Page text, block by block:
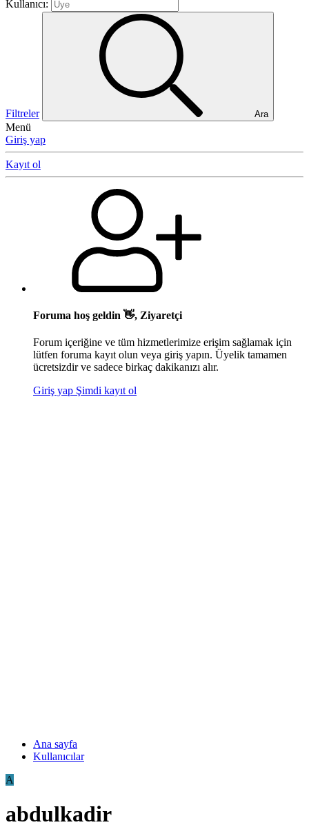
Kullanıcı:
Filtreler Ara
Menü
Giriş yap
Kayıt ol
Foruma hoş geldin 👋, Ziyaretçi
Forum içeriğine ve tüm hizmetlerimize erişim sağlamak için
lütfen foruma kayıt olun veya giriş yapın. Üyelik tamamen
ücretsizdir ve sadece birkaç dakikanızı alır.
Giriş yap Şimdi kayıt ol
Ana sayfa
Kullanıcılar
A
abdulkadir